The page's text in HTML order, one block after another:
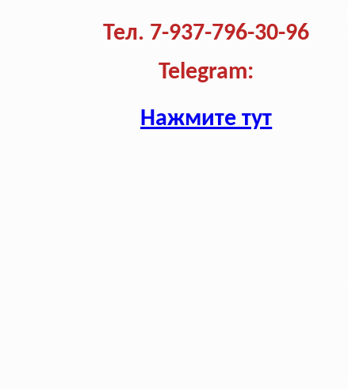
Тел. 7-937-796-30-96
Telegram:
Нажмите тут